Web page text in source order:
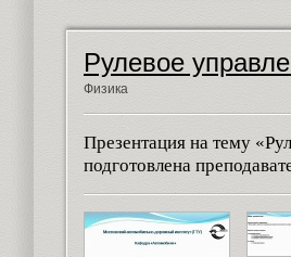
Рулевое
Физика
Презентация на тему
подготовлена